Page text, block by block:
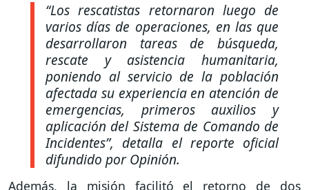
“Los rescatistas retornaron luego de
varios días de operaciones, en las que
desarrollaron tareas de búsqueda,
rescate y asistencia humanitaria,
poniendo al servicio de la población
afectada su experiencia en atención de
emergencias, primeros auxilios y
aplicación del Sistema de Comando de
Incidentes”, detalla el reporte oficial
difundido por Opinión.
Además, la misión facilitó el retorno de dos